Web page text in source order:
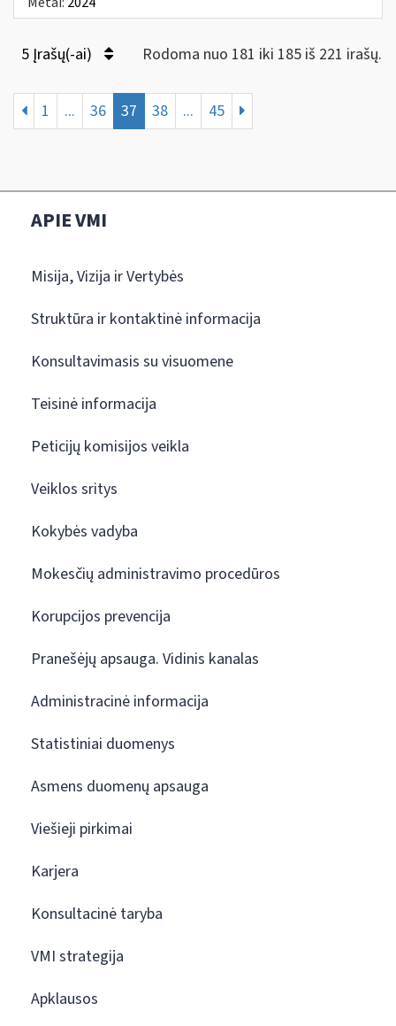
5 Įrašų(-ai) Rodoma nuo 181 iki 185 iš 221 irašų.
1 ... 36 37 38 ... 45
APIE VMI
Misija, Vizija ir Vertybės
Struktūra ir kontaktinė informacija
Konsultavimasis su visuomene
Teisinė informacija
Peticijų komisijos veikla
Veiklos sritys
Kokybės vadyba
Mokesčių administravimo procedūros
Korupcijos prevencija
Pranešėjų apsauga. Vidinis kanalas
Administracinė informacija
Statistiniai duomenys
Asmens duomenų apsauga
Viešieji pirkimai
Karjera
Konsultacinė taryba
VMI strategija
Apklausos